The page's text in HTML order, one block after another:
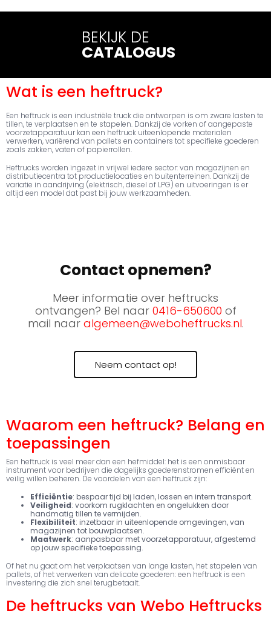
BEKIJK DE
CATALOGUS
Wat is een heftruck?
Een heftruck is een industriële truck die ontworpen is om zware lasten te
tillen, te verplaatsen en te stapelen. Dankzij de vorken of aangepaste
voorzetapparatuur kan een heftruck uiteenlopende materialen
verwerken, variërend van pallets en containers tot specifieke goederen
zoals zakken, vaten of papierrollen.
Heftrucks worden ingezet in vrijwel iedere sector: van magazijnen en
distributiecentra tot productielocaties en buitenterreinen. Dankzij de
variatie in aandrijving (elektrisch, diesel of LPG) en uitvoeringen is er
altijd een model dat past bij jouw werkzaamheden.
Contact opnemen?
Meer informatie over heftrucks
ontvangen? Bel naar 0416-650600 of
mail naar algemeen@weboheftrucks.nl.
Neem contact op!
Waarom een heftruck? Belang en
toepassingen
Een heftruck is veel meer dan een hefmiddel: het is een onmisbaar
instrument voor bedrijven die dagelijks goederenstromen efficiënt en
veilig willen beheren. De voordelen van een heftruck zijn:
Efficiëntie: bespaar tijd bij laden, lossen en intern transport.
Veiligheid: voorkom rugklachten en ongelukken door
handmatig tillen te vermijden.
Flexibiliteit: inzetbaar in uiteenlopende omgevingen, van
magazijnen tot bouwplaatsen.
Maatwerk: aanpasbaar met voorzetapparatuur, afgestemd
op jouw specifieke toepassing.
Of het nu gaat om het verplaatsen van lange lasten, het stapelen van
pallets, of het verwerken van delicate goederen: een heftruck is een
investering die zich snel terugbetaalt.
De heftrucks van Webo Heftrucks